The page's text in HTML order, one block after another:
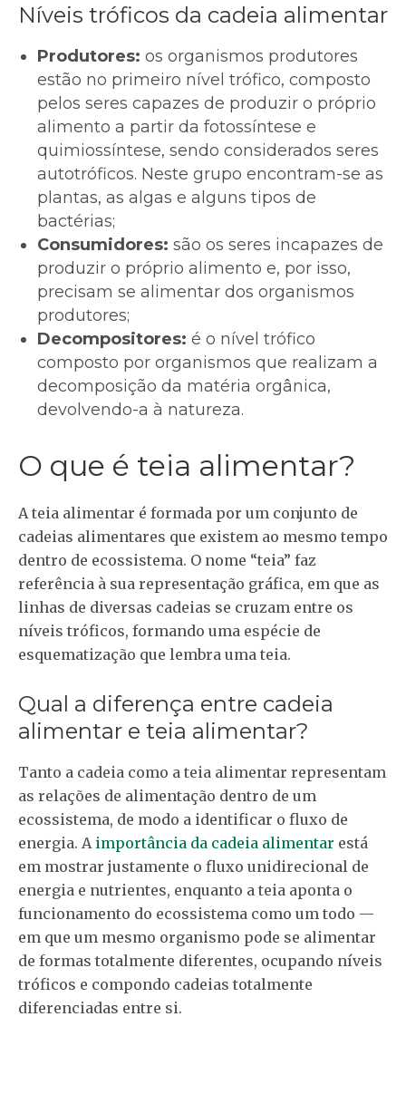
Níveis tróficos da cadeia alimentar
Produtores: os organismos produtores
estão no primeiro nível trófico, composto
pelos seres capazes de produzir o próprio
alimento a partir da fotossíntese e
quimiossíntese, sendo considerados seres
autotróficos. Neste grupo encontram-se as
plantas, as algas e alguns tipos de
bactérias;
Consumidores: são os seres incapazes de
produzir o próprio alimento e, por isso,
precisam se alimentar dos organismos
produtores;
Decompositores: é o nível trófico
composto por organismos que realizam a
decomposição da matéria orgânica,
devolvendo-a à natureza.
O que é teia alimentar?
A teia alimentar é formada por um conjunto de
cadeias alimentares que existem ao mesmo tempo
dentro de ecossistema. O nome “teia” faz
referência à sua representação gráfica, em que as
linhas de diversas cadeias se cruzam entre os
níveis tróficos, formando uma espécie de
esquematização que lembra uma teia.
Qual a diferença entre cadeia
alimentar e teia alimentar?
Tanto a cadeia como a teia alimentar representam
as relações de alimentação dentro de um
ecossistema, de modo a identificar o fluxo de
energia. A importância da cadeia alimentar está
em mostrar justamente o fluxo unidirecional de
energia e nutrientes, enquanto a teia aponta o
funcionamento do ecossistema como um todo —
em que um mesmo organismo pode se alimentar
de formas totalmente diferentes, ocupando níveis
tróficos e compondo cadeias totalmente
diferenciadas entre si.